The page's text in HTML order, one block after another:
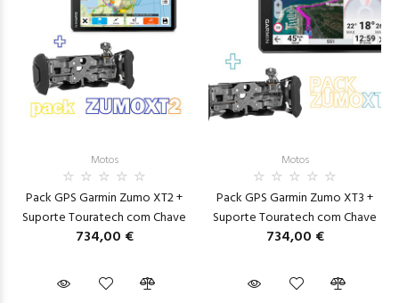
Motos
Pack GPS Garmin Zumo XT2 +
Suporte Touratech com Chave
734,00 €
Motos
Pack GPS Garmin Zumo XT3 +
Suporte Touratech com Chave
734,00 €